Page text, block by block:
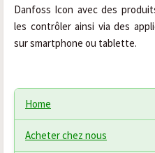
Danfoss Icon avec des
les contrôler ainsi via des
sur smartphone ou tablette.
Home
Acheter chez nous